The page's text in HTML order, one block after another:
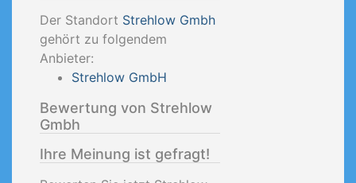
Der Standort Strehlow Gmbh
gehört zu folgendem
Anbieter:
Strehlow GmbH
Bewertung von Strehlow
Gmbh
Ihre Meinung ist gefragt!